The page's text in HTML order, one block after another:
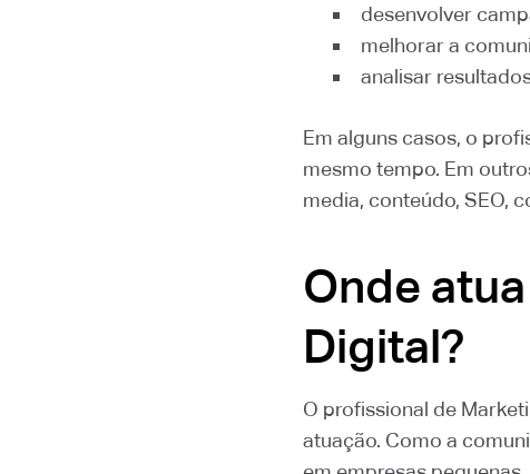
desenvolver
melhorar a
analisar
Em alguns casos, o
mesmo tempo. Em
media, conteúdo, SEO,
Onde
Digital?
O profissional de
atuação. Como a